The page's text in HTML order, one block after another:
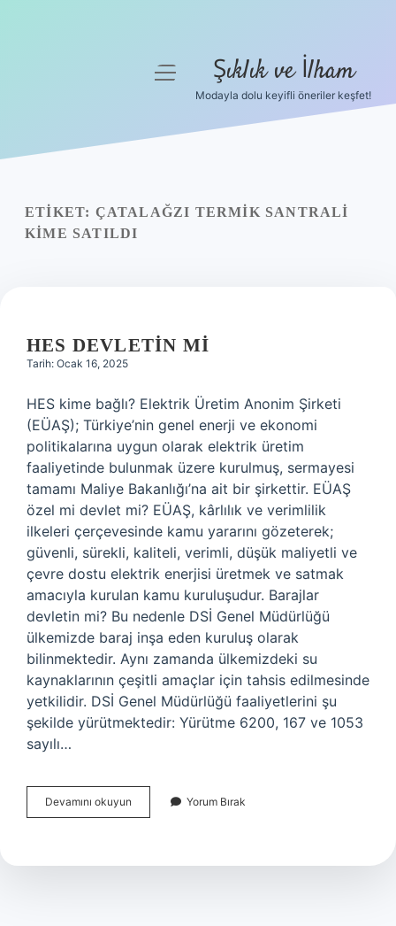
Yasal Uyarı
menüyü
Şıklık ve İlham
Modayla dolu keyifli öneriler keşfet!
ETIKET: ÇATALAĞZI TERMIK SANTRALI
KIME SATILDI
HES DEVLETIN MI
Tarih: Ocak 16, 2025
HES kime bağlı? Elektrik Üretim Anonim Şirketi
(EÜAŞ); Türkiye’nin genel enerji ve ekonomi
politikalarına uygun olarak elektrik üretim
faaliyetinde bulunmak üzere kurulmuş, sermayesi
tamamı Maliye Bakanlığı’na ait bir şirkettir. EÜAŞ
özel mi devlet mi? EÜAŞ, kârlılık ve verimlilik
ilkeleri çerçevesinde kamu yararını gözeterek;
güvenli, sürekli, kaliteli, verimli, düşük maliyetli ve
çevre dostu elektrik enerjisi üretmek ve satmak
amacıyla kurulan kamu kuruluşudur. Barajlar
devletin mi? Bu nedenle DSİ Genel Müdürlüğü
ülkemizde baraj inşa eden kuruluş olarak
bilinmektedir. Aynı zamanda ülkemizdeki su
kaynaklarının çeşitli amaçlar için tahsis edilmesinde
yetkilidir. DSİ Genel Müdürlüğü faaliyetlerini şu
şekilde yürütmektedir: Yürütme 6200, 167 ve 1053
sayılı…
Devamını okuyun
Devletin
Yorum Bırak